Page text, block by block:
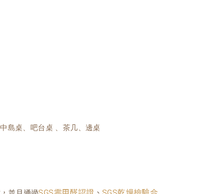
島桌、吧台桌 、茶几、邊桌